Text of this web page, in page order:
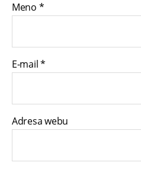
Meno *
E-mail*
Adresa webu